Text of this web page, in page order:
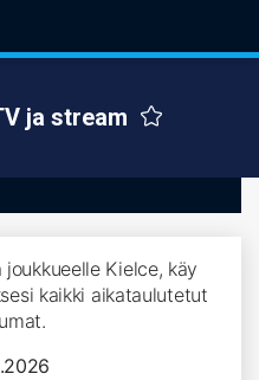
ja stream
Kielce, käy
kaikki aikataulutetut